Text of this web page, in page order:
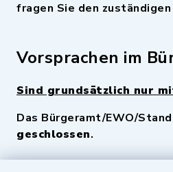
fragen Sie den
Vorsprachen im
Sind grundsätzlich nur
Das Bürgeramt/EWO/
geschlossen.